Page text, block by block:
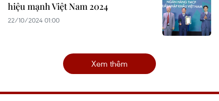
hiệu mạnh Việt Nam 2024
22/10/2024 01:00
Xem thêm